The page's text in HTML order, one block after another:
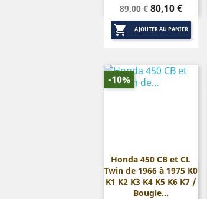
Prix
de
base
89,00 € Prix
80,10 €
 AJOUTER AU PANIER
Honda 450 CB et CL
Twin de 1966 à 1975 K0
K1 K2 K3 K4 K5 K6 K7 /
Bougie...
-10%
Aperçu rapide